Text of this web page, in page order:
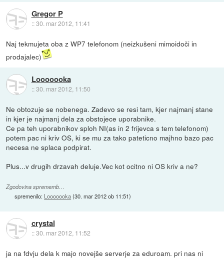
Gregor P
::30. mar 2012, 11:41
Naj tekmujeta oba z WP7 telefonom (neizkušeni mimoidoči in
prodajalec)
Looooooka
::30. mar 2012, 11:50
Ne obtozuje se nobenega. Zadevo se resi tam, kjer najmanj stane
in kjer je najmanj dela za obstojece uporabnike.
Ce pa teh uporabnikov sploh NI(as in 2 frijevca s tem telefonom)
potem pac ni kriv OS, ki se mu za tako pateticno majhno bazo pac
necesa ne splaca podpirat.
Plus...v drugih drzavah deluje.Vec kot ocitno ni OS kriv a ne?
Zgodovina sprememb…
spremenilo: Looooooka(30. mar 2012 ob 11:51)
crystal
::30. mar 2012, 11:52
ja na fdvju dela k majo novejše serverje za eduroam. pri nas ni